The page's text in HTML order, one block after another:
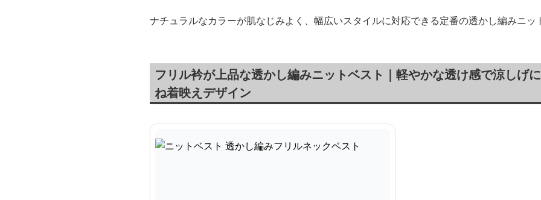
ナチュラルなカラーが肌なじみよく、幅広いスタイルに対応できる定番の透かし編みニッ
フリル衿が上品な透かし編みニットベスト｜軽やかな透け感で涼しげ
ね着映えデザイン